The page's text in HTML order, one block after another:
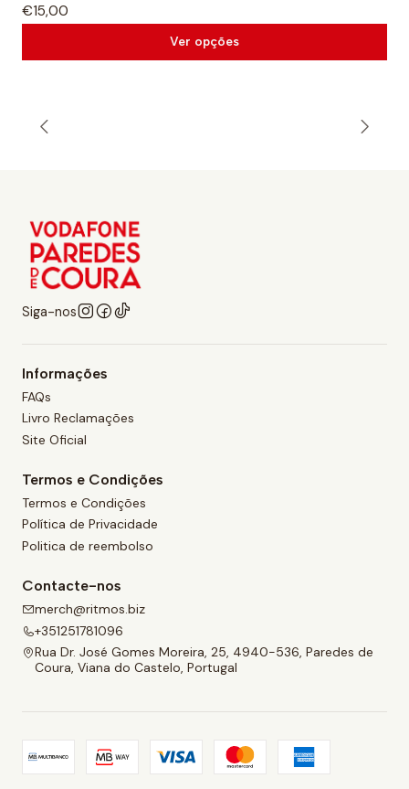
€15,00
Ver opções
Siga-nos
Informações
FAQs
Livro Reclamações
Site Oficial
Termos e Condições
Termos e Condições
Política de Privacidade
Politica de reembolso
Contacte-nos
merch@ritmos.biz
+351251781096
Rua Dr. José Gomes Moreira, 25, 4940-536, Paredes de
Coura, Viana do Castelo, Portugal